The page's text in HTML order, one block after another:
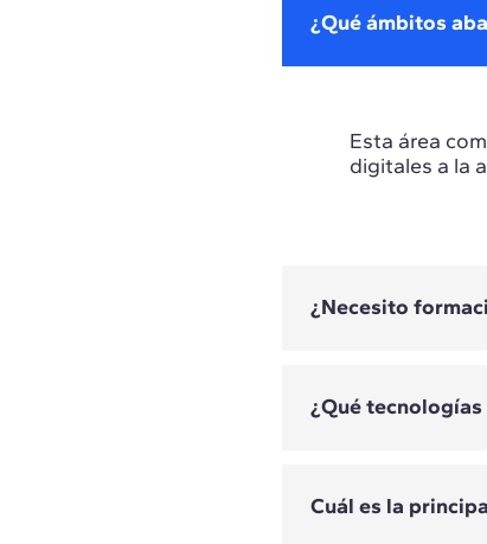
¿Qué ámbitos
Esta área
digitales a la
¿Necesito
No todos los
¿Qué
Las
Cuál es la